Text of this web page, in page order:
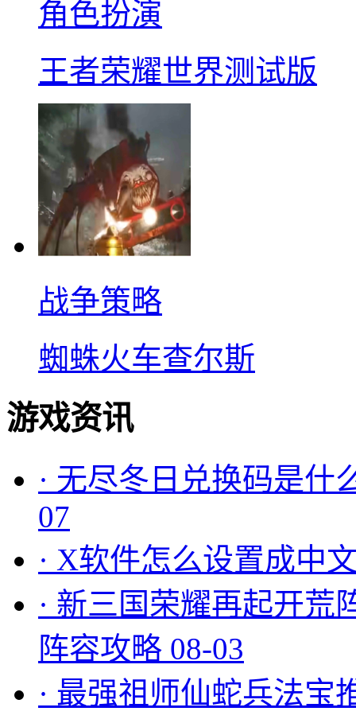
角色扮演
王者荣耀世界测试版
战争策略
蜘蛛火车查尔斯
游戏资讯
· 无尽冬日兑换码是什
07
· X软件怎么设置成中
· 新三国荣耀再起开荒
阵容攻略 08-03
· 最强祖师仙蛇兵法宝